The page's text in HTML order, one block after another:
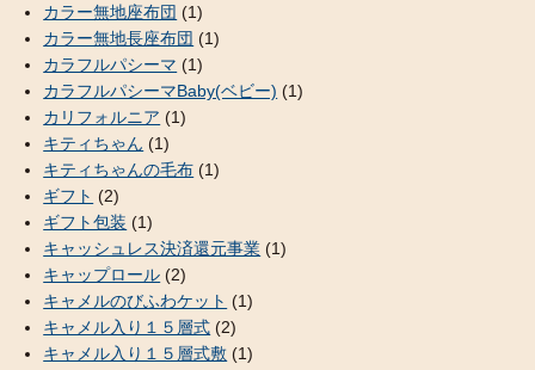
カラー無地座布団 (1)
カラー無地長座布団 (1)
カラフルパシーマ (1)
カラフルパシーマBaby(ベビー) (1)
カリフォルニア (1)
キティちゃん (1)
キティちゃんの毛布 (1)
ギフト (2)
ギフト包装 (1)
キャッシュレス決済還元事業 (1)
キャップロール (2)
キャメルのびふわケット (1)
キャメル入り１５層式 (2)
キャメル入り１５層式敷 (1)